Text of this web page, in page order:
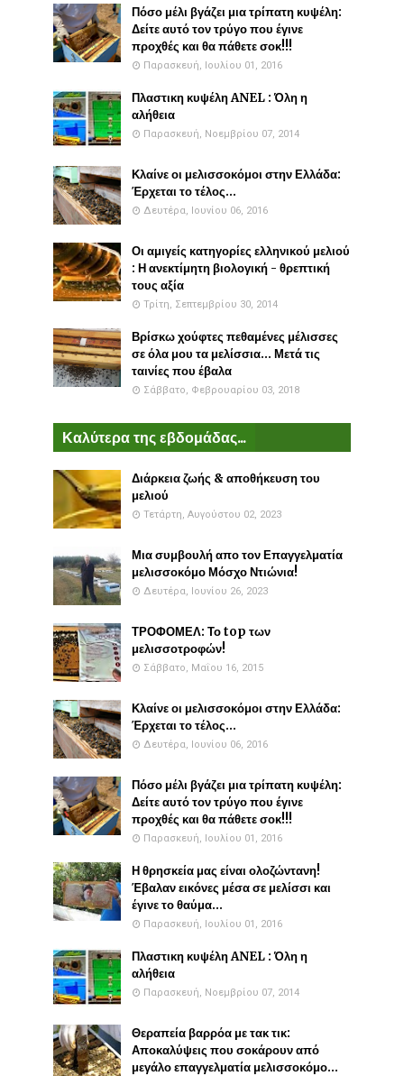
Πόσο μέλι βγάζει μια τρίπατη κυψέλη:
Δείτε αυτό τον τρύγο που έγινε
προχθές και θα πάθετε σοκ!!!
Παρασκευή, Ιουλίου 01, 2016
Πλαστικη κυψέλη ANEL : Όλη η
αλήθεια
Παρασκευή, Νοεμβρίου 07, 2014
Κλαίνε οι μελισσοκόμοι στην Ελλάδα:
Έρχεται το τέλος...
Δευτέρα, Ιουνίου 06, 2016
Οι αμιγείς κατηγορίες ελληνικού μελιού
: Η ανεκτίμητη βιολογική - θρεπτική
τους αξία
Τρίτη, Σεπτεμβρίου 30, 2014
Βρίσκω χούφτες πεθαμένες μέλισσες
σε όλα μου τα μελίσσια... Μετά τις
ταινίες που έβαλα
Σάββατο, Φεβρουαρίου 03, 2018
Καλύτερα της εβδομάδας...
Διάρκεια ζωής & αποθήκευση του
μελιού
Τετάρτη, Αυγούστου 02, 2023
Μια συμβουλή απο τον Επαγγελματία
μελισσοκόμο Μόσχο Ντιώνια!
Δευτέρα, Ιουνίου 26, 2023
ΤΡΟΦΟΜΕΛ: Το top των
μελισσοτροφών!
Σάββατο, Μαΐου 16, 2015
Κλαίνε οι μελισσοκόμοι στην Ελλάδα:
Έρχεται το τέλος...
Δευτέρα, Ιουνίου 06, 2016
Πόσο μέλι βγάζει μια τρίπατη κυψέλη:
Δείτε αυτό τον τρύγο που έγινε
προχθές και θα πάθετε σοκ!!!
Παρασκευή, Ιουλίου 01, 2016
Η θρησκεία μας είναι ολοζώντανη!
Έβαλαν εικόνες μέσα σε μελίσσι και
έγινε το θαύμα...
Παρασκευή, Ιουλίου 01, 2016
Πλαστικη κυψέλη ANEL : Όλη η
αλήθεια
Παρασκευή, Νοεμβρίου 07, 2014
Θεραπεία βαρρόα με τακ τικ:
Αποκαλύψεις που σοκάρουν από
μεγάλο επαγγελματία μελισσοκόμο...